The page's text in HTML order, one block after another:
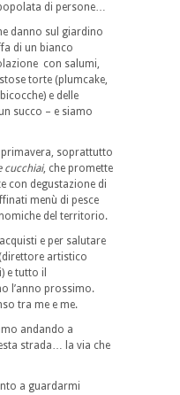
di persone…
danno sul giardino
di un bianco
con salumi,
torte (plumcake,
e delle
succo – e siamo
soprattutto
cucchiai, che promette
con degustazione di
menù di pesce
del territorio.
e per salutare
artistico
e tutto il
l’anno prossimo.
tra me e me.
andando a
strada… la via che
a guardarmi